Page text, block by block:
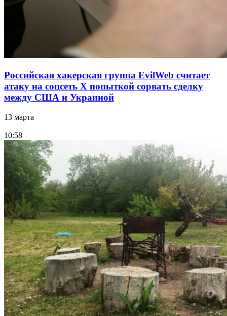
Российская хакерская группа EvilWeb считает
атаку на соцсеть Х попыткой сорвать сделку
между США и Украиной
13 марта
10:58